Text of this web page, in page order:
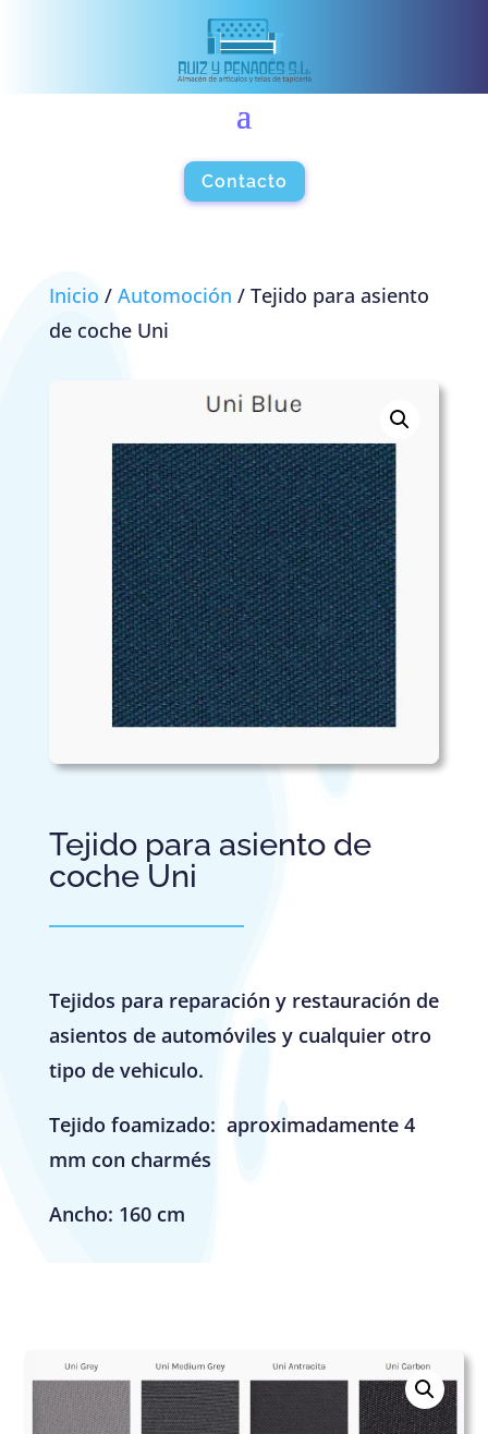
Contacto
Inicio / Automoción / Tejido para asiento
de coche Uni
Tejido para asiento de
coche Uni
Tejidos para reparación y restauración de
asientos de automóviles y cualquier otro
tipo de vehiculo.
Tejido foamizado: aproximadamente 4
mm con charmés
Ancho: 160 cm